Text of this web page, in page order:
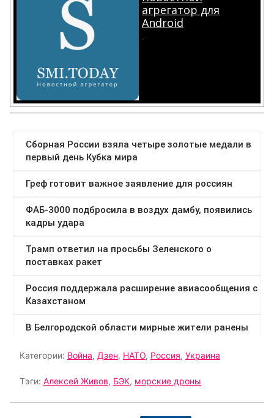
агрегатор для
Android
.
Категории: Война, Дзен, НАТО, Россия, Украина
Тэги: Алексей Живов, БЭК, морские дроны